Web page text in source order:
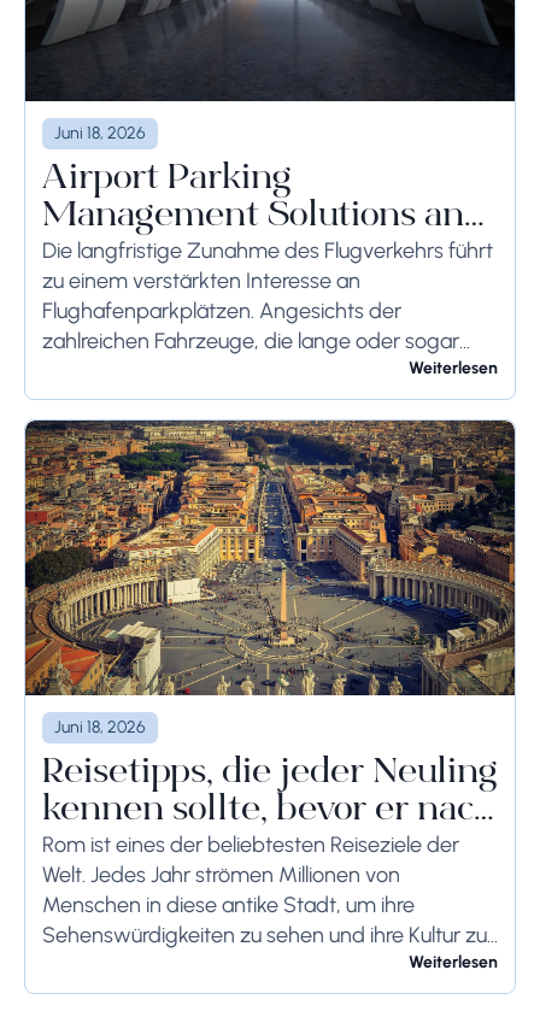
Juni 18, 2026
Airport Parking
Management Solutions and
Systems
Die langfristige Zunahme des Flugverkehrs führt
zu einem verstärkten Interesse an
Flughafenparkplätzen. Angesichts der
zahlreichen Fahrzeuge, die lange oder sogar
wochenlang auf dem Flughafengelände
verbleiben, sollten die bodenseitigen
Begrenzungen angemessen berücksichtigt
werden, um schwerwiegende Folgen zu...
Weiterlesen
Juni 18, 2026
Reisetipps, die jeder Neuling
kennen sollte, bevor er nach
Rom reist
Rom ist eines der beliebtesten Reiseziele der
Welt. Jedes Jahr strömen Millionen von
Menschen in diese antike Stadt, um ihre
Sehenswürdigkeiten zu sehen und ihre Kultur zu
genießen. Wenn Sie demnächst einen Besuch in
Rom planen,...
Weiterlesen